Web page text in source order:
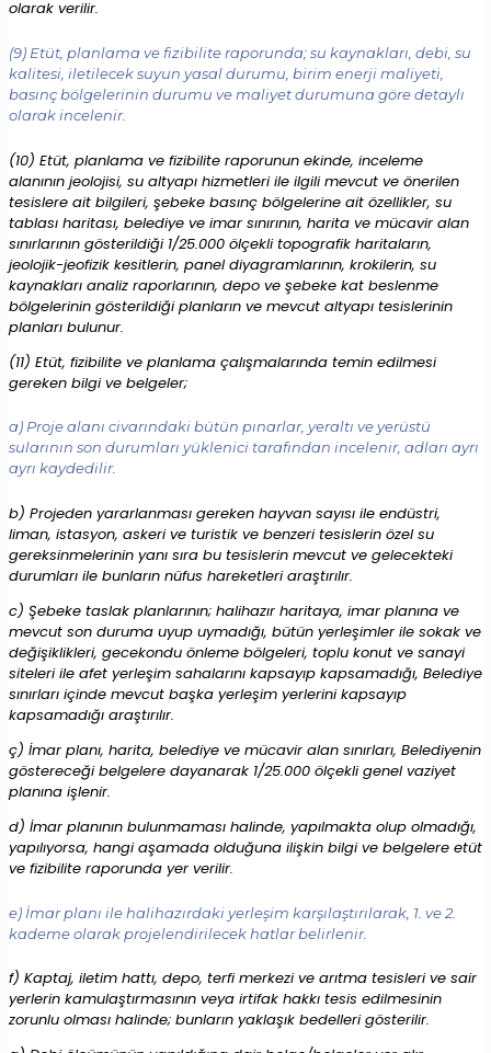
olarak verilir.
(9) Etüt, planlama ve fizibilite raporunda; su kaynakları, debi, su
kalitesi, iletilecek suyun yasal durumu, birim enerji maliyeti,
basınç bölgelerinin durumu ve maliyet durumuna göre detaylı
olarak incelenir.
(10) Etüt, planlama ve fizibilite raporunun ekinde, inceleme
alanının jeolojisi, su altyapı hizmetleri ile ilgili mevcut ve önerilen
tesislere ait bilgileri, şebeke basınç bölgelerine ait özellikler, su
tablası haritası, belediye ve imar sınırının, harita ve mücavir alan
sınırlarının gösterildiği 1/25.000 ölçekli topografik haritaların,
jeolojik-jeofizik kesitlerin, panel diyagramlarının, krokilerin, su
kaynakları analiz raporlarının, depo ve şebeke kat beslenme
bölgelerinin gösterildiği planların ve mevcut altyapı tesislerinin
planları bulunur.
(11) Etüt, fizibilite ve planlama çalışmalarında temin edilmesi
gereken bilgi ve belgeler;
a) Proje alanı civarındaki bütün pınarlar, yeraltı ve yerüstü
sularının son durumları yüklenici tarafından incelenir, adları ayrı
ayrı kaydedilir.
b) Projeden yararlanması gereken hayvan sayısı ile endüstri,
liman, istasyon, askeri ve turistik ve benzeri tesislerin özel su
gereksinmelerinin yanı sıra bu tesislerin mevcut ve gelecekteki
durumları ile bunların nüfus hareketleri araştırılır.
c) Şebeke taslak planlarının; halihazır haritaya, imar planına ve
mevcut son duruma uyup uymadığı, bütün yerleşimler ile sokak ve
değişiklikleri, gecekondu önleme bölgeleri, toplu konut ve sanayi
siteleri ile afet yerleşim sahalarını kapsayıp kapsamadığı, Belediye
sınırları içinde mevcut başka yerleşim yerlerini kapsayıp
kapsamadığı araştırılır.
ç) İmar planı, harita, belediye ve mücavir alan sınırları, Belediyenin
göstereceği belgelere dayanarak 1/25.000 ölçekli genel vaziyet
planına işlenir.
d) İmar planının bulunmaması halinde, yapılmakta olup olmadığı,
yapılıyorsa, hangi aşamada olduğuna ilişkin bilgi ve belgelere etüt
ve fizibilite raporunda yer verilir.
e) İmar planı ile halihazırdaki yerleşim karşılaştırılarak, 1. ve 2.
kademe olarak projelendirilecek hatlar belirlenir.
f) Kaptaj, iletim hattı, depo, terfi merkezi ve arıtma tesisleri ve sair
yerlerin kamulaştırmasının veya irtifak hakkı tesis edilmesinin
zorunlu olması halinde; bunların yaklaşık bedelleri gösterilir.